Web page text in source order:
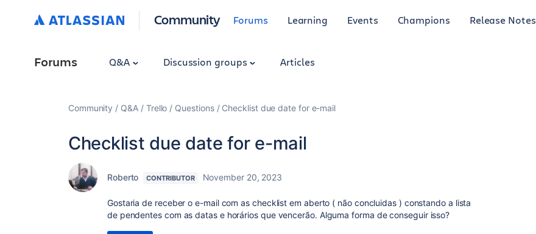
Community Forums Learning Events Champions Release Notes
Forums Q&A Discussion groups Articles
Community Q&A Trello Questions Checklist due date for e-mail
Checklist due date for e-mail
Roberto CONTRIBUTOR November 20, 2023
Gostaria de receber o e-mail com as checklist em aberto ( não concluidas ) constando a lista
de pendentes com as datas e horários que vencerão. Alguma forma de conseguir isso?